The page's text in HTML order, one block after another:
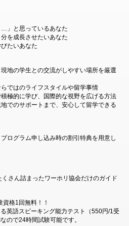
…」と思っているあなた
を成長させたいあなた
たいあなた
地の学生との交流がしやすい場所を厳選
ではのライフスタイルや留学事情
極的に学び、国際的な視野を広げる方法
でのサポートまで、安心して留学できる
ログラム申し込み時の割引特典を用意し
さん詰まったワーホリ協会だけのガイド
格1回無料！！
英語スピーキング能力テスト（550円/1受
ので24時間試験可能です。